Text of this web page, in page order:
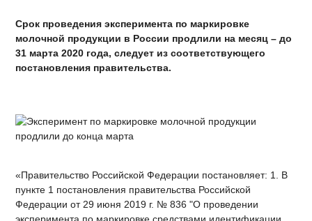
Срок проведения эксперимента по маркировке
молочной продукции в России продлили на месяц – до
31 марта 2020 года, следует из соответствующего
постановления правительства.
«Правительство Российской Федерации постановляет: 1. В
пункте 1 постановления правительства Российской
Федерации от 29 июня 2019 г. № 836 "О проведении